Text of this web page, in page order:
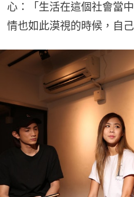
心：「生活在這個社會當
情也如此漠視的時候，自